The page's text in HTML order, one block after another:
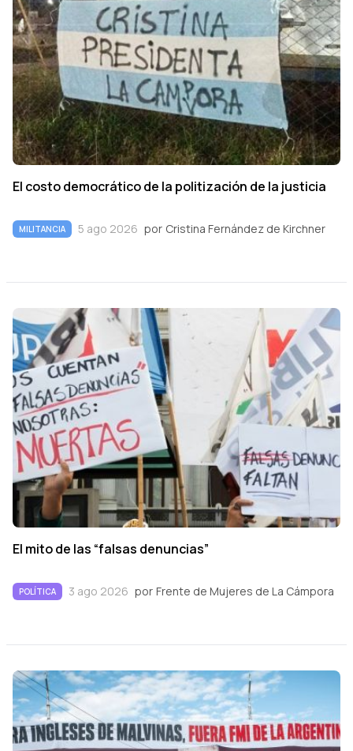
El costo democrático de la politización de la justicia
MILITANCIA 5 ago 2026 por Cristina Fernández de Kirchner
El mito de las “falsas denuncias”
POLÍTICA 3 ago 2026 por Frente de Mujeres de La Cámpora